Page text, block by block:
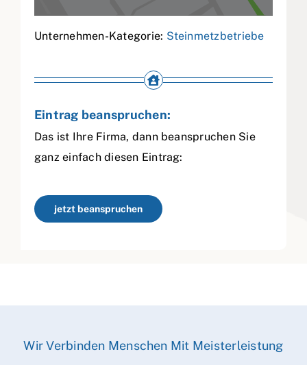
Unternehmen-Kategorie: Steinmetzbetriebe
Eintrag beanspruchen:
Das ist Ihre Firma, dann beanspruchen Sie
ganz einfach diesen Eintrag:
jetzt beanspruchen
Wir Verbinden Menschen Mit Meisterleistung